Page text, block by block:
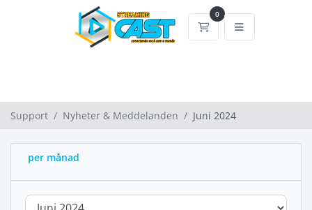
0
Kundvagn
Support Nyheter & Meddelanden Juni 2024
per månad